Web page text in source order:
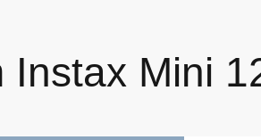
Instax Mini